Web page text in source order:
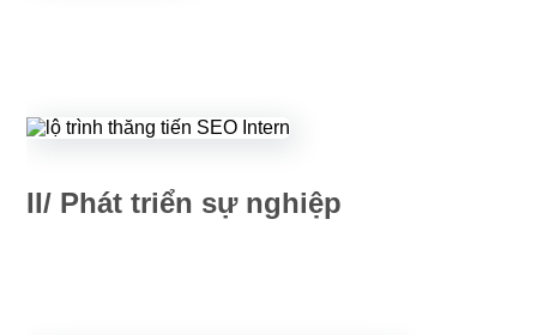
II/ Phát triển sự nghiệp